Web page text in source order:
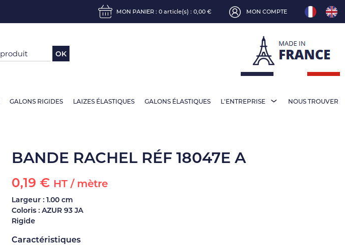
MON PANIER : 0 article(s) : 0,00 € MON COMPTE
OK
GALONS RIGIDES LAIZES ÉLASTIQUES GALONS ÉLASTIQUES L'ENTREPRISE NOUS TROUVER
BANDE RACHEL RÉF 18047E A
0,19 € HT / mètre
Largeur : 1.00 cm
Coloris : AZUR 93 JA
Rigide
Caractéristiques